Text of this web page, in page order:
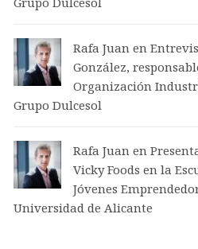
Rafa Juan en
González,
Organización
Grupo Dulcesol
Rafa Juan en
Vicky Foods en la
Jóvenes
Universidad de Alicante